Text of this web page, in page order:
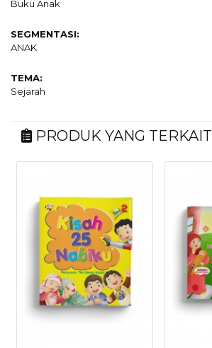
Buku Anak
SEGMENTASI:
ANAK
TEMA:
Sejarah
PRODUK YANG TERKAIT